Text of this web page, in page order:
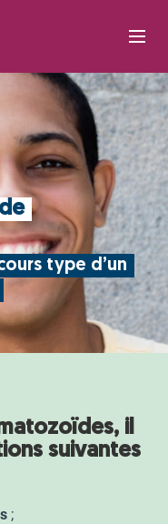
type d’un
il
suivantes
;